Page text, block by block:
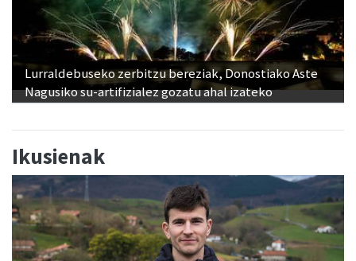
Lurraldebuseko zerbitzu bereziak, Donostiako Aste
Nagusiko su-artifizialez gozatu ahal izateko
Ikusienak